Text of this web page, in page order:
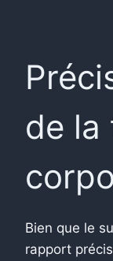
de la
Bien que le
rapport